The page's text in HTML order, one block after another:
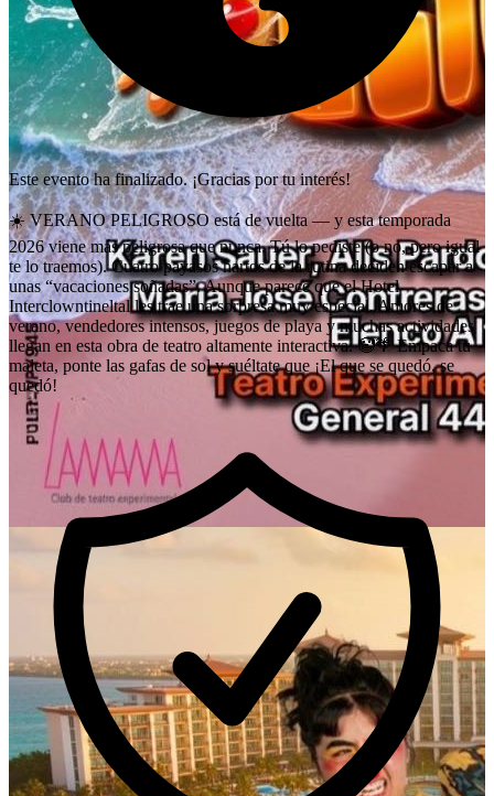
Este evento ha finalizado. ¡Gracias por tu interés!
☀️ VERANO PELIGROSO está de vuelta — y esta temporada
2026 viene más peligrosa que nunca. Tú lo pediste (o no, pero igual
te lo traemos). Cuatro payasos hartos de la rutina deciden escapar a
unas “vacaciones soñadas”. Aunque parece que el Hotel
Interclowntineltal les trae una sorpresa muy especial. Amores de
verano, vendedores intensos, juegos de playa y muchas actividades
llegan en esta obra de teatro altamente interactiva. 🤡🌴 Empaca tu
maleta, ponte las gafas de sol y suéltate que ¡El que se quedó, se
quedó!